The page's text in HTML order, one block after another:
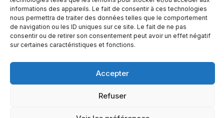
informations des appareils. Le fait de consentir à ces technologies
nous permettra de traiter des données telles que le comportement
de navigation ou les ID uniques sur ce site. Le fait de ne pas
consentir ou de retirer son consentement peut avoir un effet négatif
sur certaines caractéristiques et fonctions.
Accepter
Refuser
© Copyright 2026 – Altomédia Inc |
Ce site internet a été conçu et développé par Chameleon Ideas